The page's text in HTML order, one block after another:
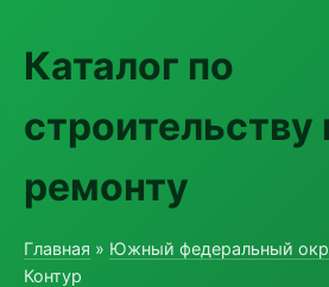
Каталог по
строительству
ремонту
Главная » Южный федеральный
Контур